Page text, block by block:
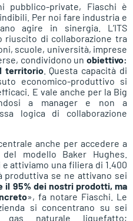
pubblico-private, Fiaschi è
Per noi fare industria e
agire in sinergia. L’ITS
riuscito di collaborazione tra
scuole, università, imprese
condividono un obiettivo:
territorio. Questa capacità di
economico-produttivo si
E vale anche per la Big
a manager e non a
logica di collaborazione
anche per accedere a
modello Baker Hughes.
attiviamo una filiera di 1.400
produttiva se ne attivano sei
il 95% dei nostri prodotti, ma
», fa notare Fiaschi. Le
si concentrano su sei
naturale liquefatto;